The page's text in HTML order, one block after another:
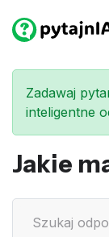
Zadawaj
inteligentne
Jakie